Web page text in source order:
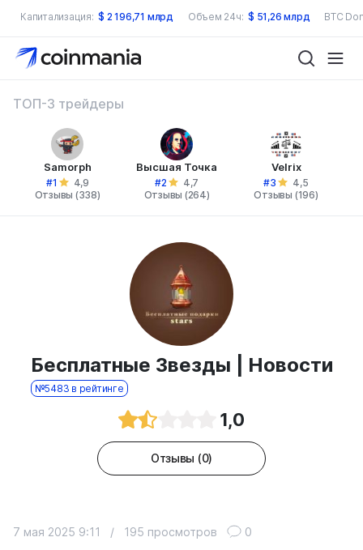
Капитализация: $ 2 196,71 млрд Объем 24ч: $ 51,26 млрд BTC
ТОП-3 трейдеры
Samorph
#1
4,9
Отзывы (338)
Высшая Точка
#2
4,7
Отзывы (264)
Velrix
#3
4,5
Отзывы (196)
Бесплатные Звезды | Новости
№5483 в рейтинге
1,0
Отзывы (0)
7 мая 2025 9:11 / 195 просмотров 0